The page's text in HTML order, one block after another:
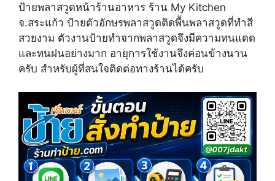
w
i
t
t
e
r
)
e
b
o
k
t
e
e
s
ป้ายพลาสวูดหน้าร้านอาหาร ร้าน My Kitchen
จ.สระแก้ว ป้ายตัวอักษรพลาสวูดติดพื้นพลาสวูดที่ทำสี
สวยงาม ตัวงานป้ายทำจากพลาสวูดจึงมีความทนแดด
และทนฝนอย่างมาก อายุการใช้งานจึงค่อนข้างนาน
ครับ สำหรับผู้ที่สนใจติดต่อทางร้านได้ครับ